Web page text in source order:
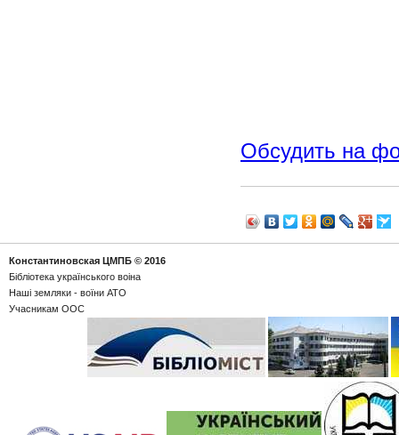
Обсудить на
Константиновская ЦМПБ © 2016
Бібліотека українського воіна
Наші земляки - воїни АТО
Учасникам ООС